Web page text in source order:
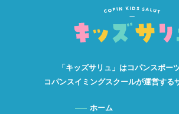
「キッズサリュ」はコパンスポー
コパンスイミングスクールが運営する
ホーム